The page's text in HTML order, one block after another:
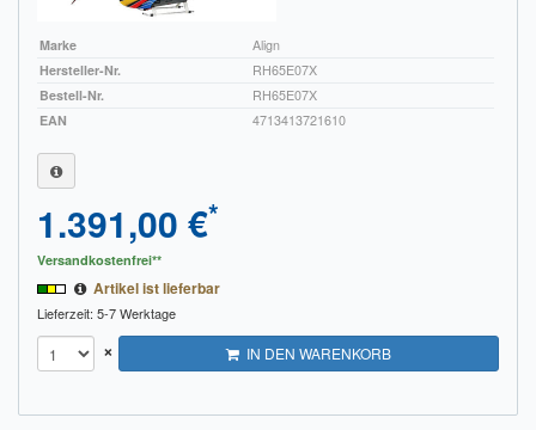
Marke
Align
Hersteller-Nr.
RH65E07X
Bestell-Nr.
RH65E07X
EAN
4713413721610
1.391,00 €*
Versandkostenfrei**
Artikel ist lieferbar
Lieferzeit: 5-7 Werktage
× IN DEN WARENKORB